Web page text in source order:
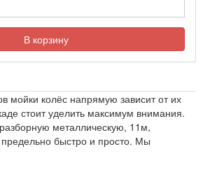
В корзину
мойки колёс напрямую зависит от их
стоит уделить максимум внимания.
металлическую, 11м,
быстро и просто. Мы